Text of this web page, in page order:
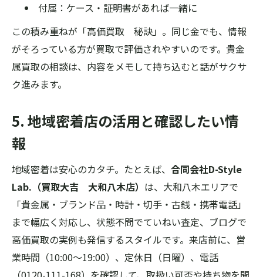
付属：ケース・証明書があれば一緒に
この積み重ねが「高価買取 秘訣」。同じ金でも、情報
がそろっている方が買取で評価されやすいのです。貴金
属買取の相談は、内容をメモして持ち込むと話がサクサ
ク進みます。
5. 地域密着店の活用と確認したい情
報
地域密着は安心のカタチ。たとえば、 合同会社D-Style
Lab.（買取大吉 大和八木店） は、大和八木エリアで
「貴金属・ブランド品・時計・切手・古銭・携帯電話」
まで幅広く対応し、状態不問でていねい査定、ブログで
高価買取の実例も発信するスタイルです。来店前に、営
業時間（10:00～19:00）、定休日（日曜）、電話